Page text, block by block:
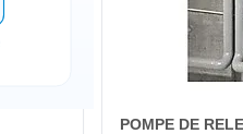
POMPE DE